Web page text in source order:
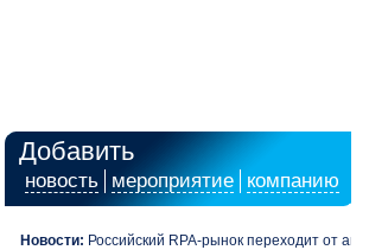
Добавить
новость мероприятие компанию
Новости: Российский RPA-рынок переходит от